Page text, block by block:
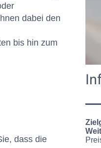
dabei den
bis hin zum
dass die